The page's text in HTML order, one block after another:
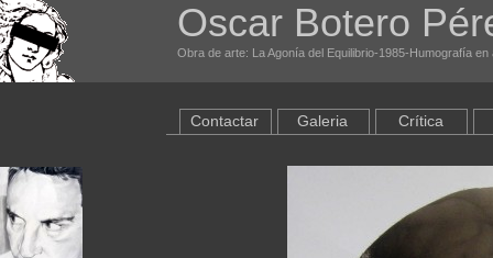
Oscar Botero
Obra de arte: La Agonía del Equilibrio-1985-Humografía
Contactar Galeria Crítica